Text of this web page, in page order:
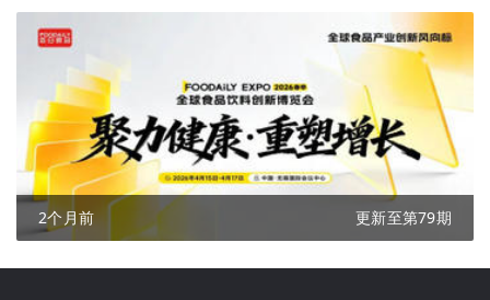
2个月前 更新至第79期